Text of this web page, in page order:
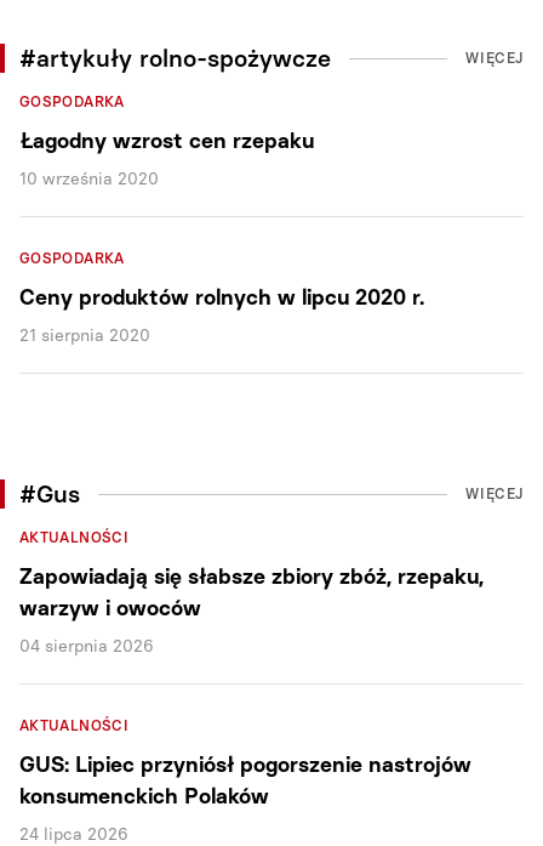
#artykuły rolno-spożywcze WIĘCEJ
GOSPODARKA
Łagodny wzrost cen rzepaku
10 września 2020
GOSPODARKA
Ceny produktów rolnych w lipcu 2020 r.
21 sierpnia 2020
#Gus WIĘCEJ
AKTUALNOŚCI
Zapowiadają się słabsze zbiory zbóż, rzepaku,
warzyw i owoców
04 sierpnia 2026
AKTUALNOŚCI
GUS: Lipiec przyniósł pogorszenie nastrojów
konsumenckich Polaków
24 lipca 2026